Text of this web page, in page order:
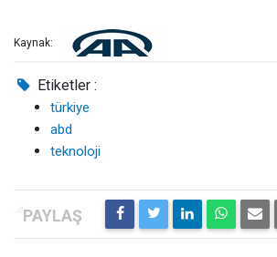
Kaynak:
Etiketler :
türkiye
abd
teknoloji